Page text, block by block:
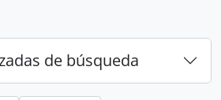
de búsqueda